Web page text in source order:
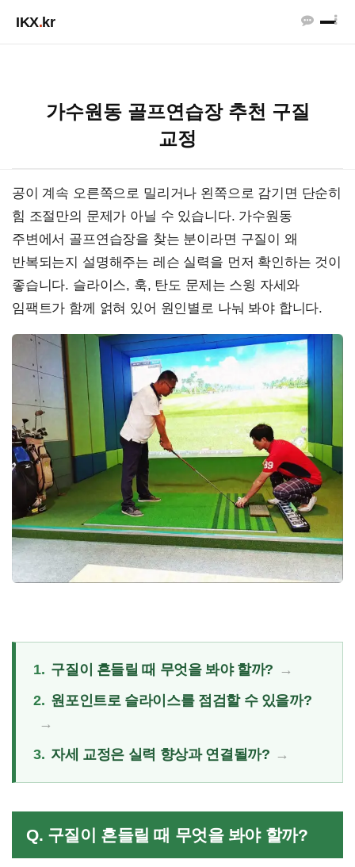
IKX.kr
가수원동 골프연습장 추천 구질
교정
공이 계속 오른쪽으로 밀리거나 왼쪽으로 감기면 단순히
힘 조절만의 문제가 아닐 수 있습니다. 가수원동
주변에서 골프연습장을 찾는 분이라면 구질이 왜
반복되는지 설명해주는 레슨 실력을 먼저 확인하는 것이
좋습니다. 슬라이스, 훅, 탄도 문제는 스윙 자세와
임팩트가 함께 얽혀 있어 원인별로 나눠 봐야 합니다.
1. 구질이 흔들릴 때 무엇을 봐야 할까?
2. 원포인트로 슬라이스를 점검할 수 있을까?
3. 자세 교정은 실력 향상과 연결될까?
Q. 구질이 흔들릴 때 무엇을 봐야 할까?